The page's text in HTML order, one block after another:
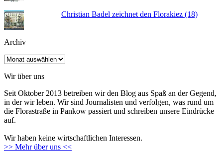
Christian Badel zeichnet den Florakiez (18)
Archiv
Archiv
Wir über uns
Seit Oktober 2013 betreiben wir den Blog aus Spaß an der Gegend,
in der wir leben. Wir sind Journalisten und verfolgen, was rund um
die Florastraße in Pankow passiert und schreiben unsere Eindrücke
auf.
Wir haben keine wirtschaftlichen Interessen.
>> Mehr über uns <<